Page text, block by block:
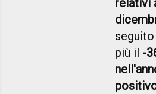
relativi
più il -